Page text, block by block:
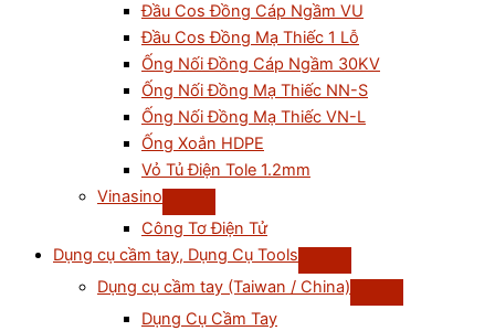
Đầu Cos Đồng Cáp Ngầm VU
Đầu Cos Đồng Mạ Thiếc 1 Lỗ
Ống Nối Đồng Cáp Ngầm 30KV
Ống Nối Đồng Mạ Thiếc NN-S
Ống Nối Đồng Mạ Thiếc VN-L
Ống Xoắn HDPE
Vỏ Tủ Điện Tole 1.2mm
Vinasino
Công Tơ Điện Tử
Dụng cụ cầm tay, Dụng Cụ Tools
Dụng cụ cầm tay (Taiwan / China)
Dụng Cụ Cầm Tay